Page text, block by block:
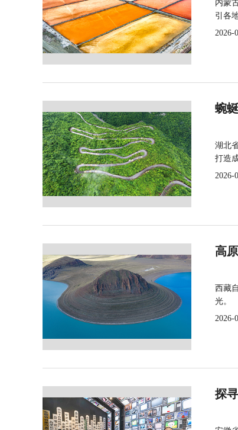
内蒙
引各
2026-
蜿
湖北
打造
2026-
高
西藏
光。
2026-
探